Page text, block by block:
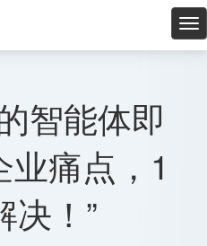
星
智能体即
痛点，1
决！”